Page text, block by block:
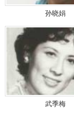
孙晓娟
武季梅